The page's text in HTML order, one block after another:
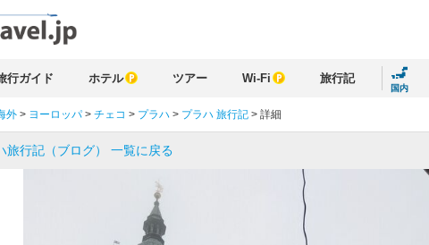
行ガイド ホテル ツアー Wi-Fi 旅行記
国内
外 > ヨーロッパ > チェコ > プラハ > プラハ 旅行記 > 詳細
旅行記（ブログ） 一覧に戻る